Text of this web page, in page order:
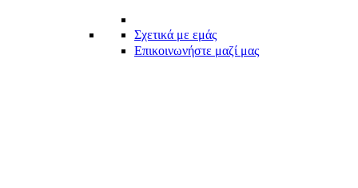
Σχετικά με εμάς
Επικοινωνήστε μαζί μας